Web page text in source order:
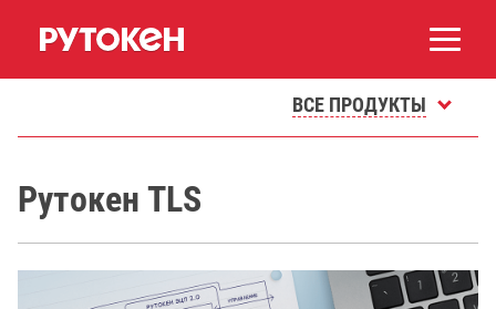
ВСЕ ПРОДУКТЫ
Рутокен TLS